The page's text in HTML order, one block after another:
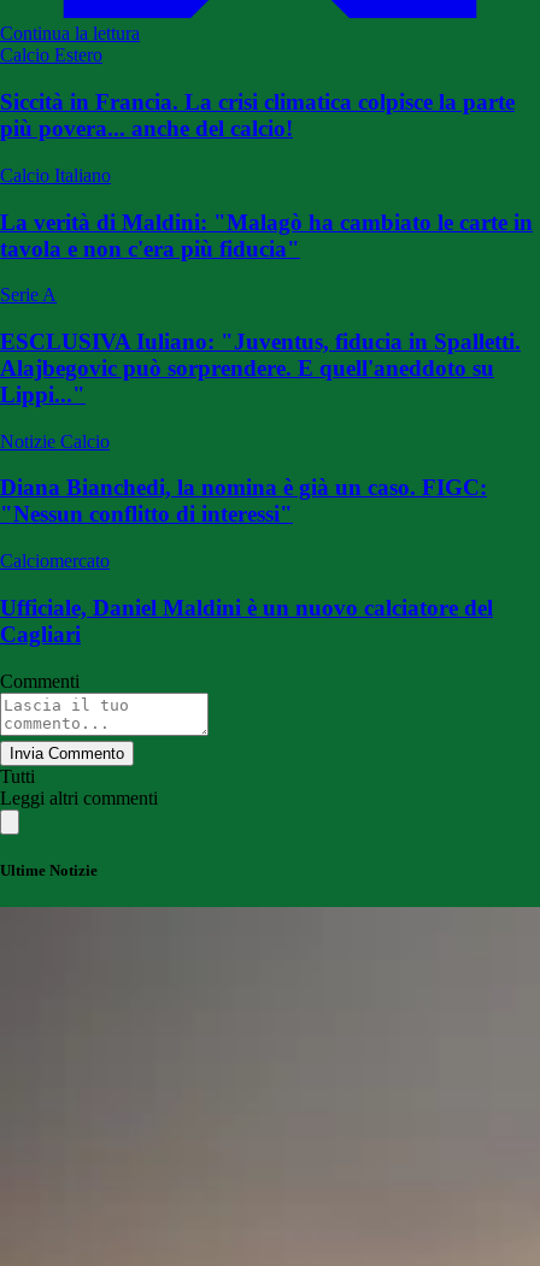
Continua la lettura
Calcio Estero
Siccità in Francia. La crisi climatica colpisce la parte
più povera... anche del calcio!
Calcio Italiano
La verità di Maldini: "Malagò ha cambiato le carte in
tavola e non c'era più fiducia"
Serie A
ESCLUSIVA Iuliano: "Juventus, fiducia in Spalletti.
Alajbegovic può sorprendere. E quell'aneddoto su
Lippi..."
Notizie Calcio
Diana Bianchedi, la nomina è già un caso. FIGC:
"Nessun conflitto di interessi"
Calciomercato
Ufficiale, Daniel Maldini è un nuovo calciatore del
Cagliari
Commenti
Invia Commento
Tutti
Leggi altri commenti
Ultime Notizie